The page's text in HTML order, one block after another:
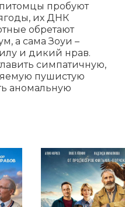
питомцы пробуют
их ДНК
обретают
а сама Зоуи –
и дикий нрав.
симпатичную,
пушистую
аномальную